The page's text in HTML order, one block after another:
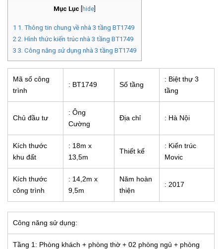
Mục Lục hide
1 1. Thông tin chung về nhà 3 tầng BT1749
2 2. Hình thức kiến trúc nhà 3 tầng BT1749
3 3. Công năng sử dụng nhà 3 tầng BT1749
Mã số công
trình
: BT1749 Số tầng
: Biệt thự 3
tầng
Chủ đầu tư
: Ông
Cường
Địa chỉ : Hà Nội
Kích thước
khu đất
: 18m x
13,5m
Thiết kế
: Kiến trúc
Movic
Kích thước
công trình
: 14,2m x
9,5m
Năm hoàn
thiện
: 2017
Công năng sử dụng:
Tầng 1: Phòng khách + phòng thờ + 02 phòng ngủ + phòng